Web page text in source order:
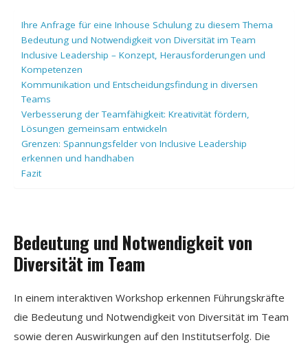
Ihre Anfrage für eine Inhouse Schulung zu diesem Thema
Bedeutung und Notwendigkeit von Diversität im Team
Inclusive Leadership – Konzept, Herausforderungen und
Kompetenzen
Kommunikation und Entscheidungsfindung in diversen
Teams
Verbesserung der Teamfähigkeit: Kreativität fördern,
Lösungen gemeinsam entwickeln
Grenzen: Spannungsfelder von Inclusive Leadership
erkennen und handhaben
Fazit
Bedeutung und Notwendigkeit von
Diversität im Team
In einem interaktiven Workshop erkennen Führungskräfte
die Bedeutung und Notwendigkeit von Diversität im Team
sowie deren Auswirkungen auf den Institutserfolg. Die